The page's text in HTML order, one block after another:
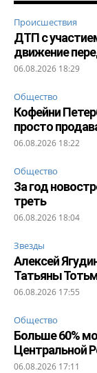
Происшествия
ДТП с
движение
06.08.2026 18:29
Общество
Кофейни
просто
06.08.2026 18:22
Общество
За год
треть
06.08.2026 18:04
Звезды
Алексей
Татьяны
06.08.2026 17:55
Общество
Больше 60%
Центральной
06.08.2026 17:11